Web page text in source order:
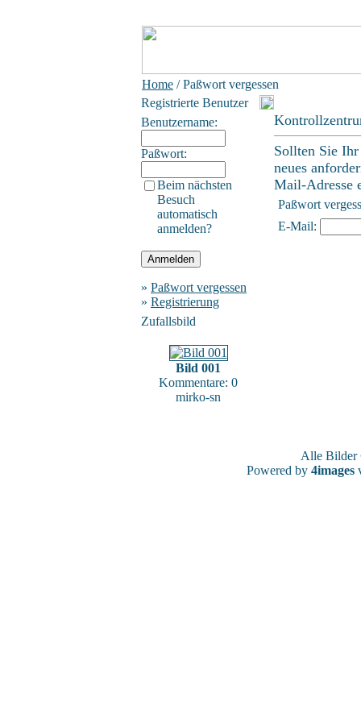
Home / Paßwort vergessen
Registrierte Benutzer
Benutzername:
Paßwort:
Beim nächsten
Besuch
automatisch
anmelden?
» Paßwort vergessen
» Registrierung
Zufallsbild
Bild 001
Kommentare: 0
mirko-sn
Sollten Sie
neues
Mail-Adresse
Paßwort
E-Mail:
Alle
Powered by 4images